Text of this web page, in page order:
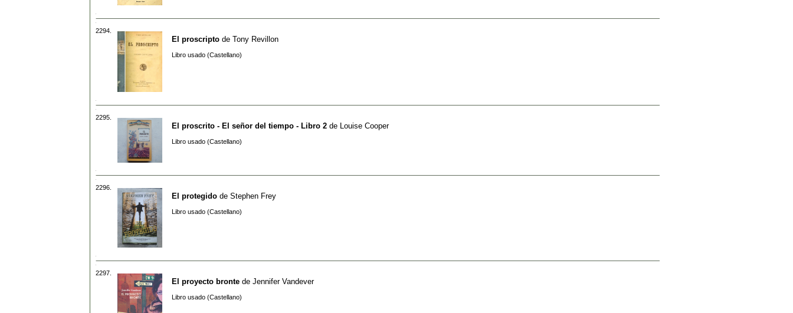
2294.
El proscripto de Tony Revillon
Libro usado (Castellano)
2295.
El proscrito - El señor del tiempo - Libro 2 de Louise Cooper
Libro usado (Castellano)
2296.
El protegido de Stephen Frey
Libro usado (Castellano)
2297.
El proyecto bronte de Jennifer Vandever
Libro usado (Castellano)